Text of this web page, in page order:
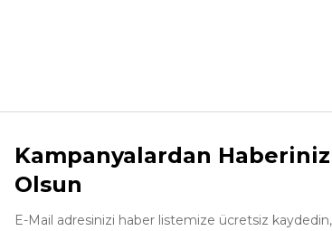
Ürün bilgilerinde hatalar bulunuyor.
Ürün fiyatı diğer sitelerden daha pahalı.
Kampanyalardan Haberiniz
Olsun
E-Mail adresinizi haber listemize ücretsiz